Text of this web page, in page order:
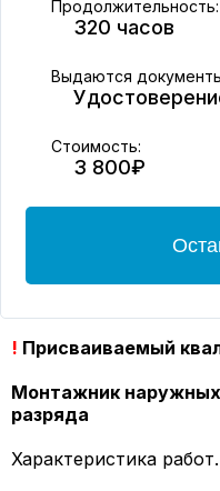
Продолжительность:
320 часов
Выдаются
Стоимость:
3 800₽
! Присваиваемый
Монтажник
разряда
Характеристика работ.